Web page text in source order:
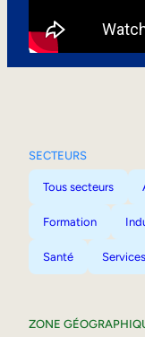
SECTEURS
Tous secteurs
Formation
Santé
ZONE